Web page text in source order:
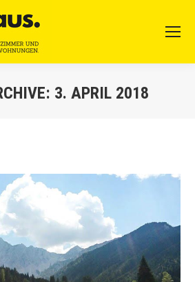
3. APRIL 2018